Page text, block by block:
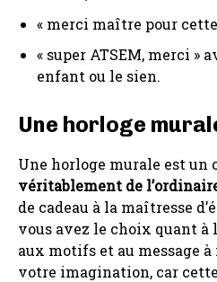
« merci maître pour
« super ATSEM, merci »
enfant ou le sien.
Une horloge
Une horloge murale est un
véritablement de
de cadeau à la maîtresse
vous avez le choix quant à
aux motifs et au message
votre imagination, car